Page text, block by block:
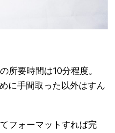
所要時間は10分程度。
に手間取った以外はすん
フォーマットすれば完